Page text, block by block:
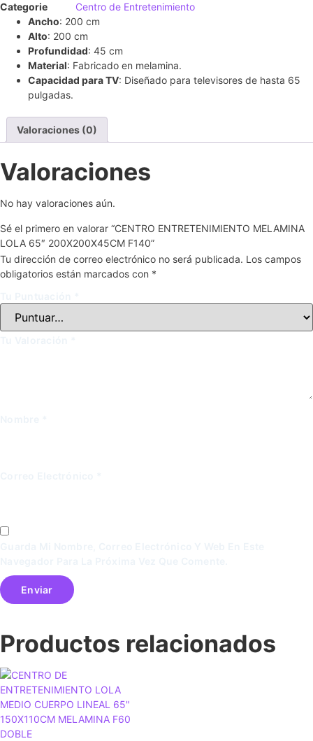
Categorie
Centro de Entretenimiento
Ancho: 200 cm
Alto: 200 cm
Profundidad: 45 cm
Material: Fabricado en melamina.
Capacidad para TV: Diseñado para televisores de hasta 65
pulgadas.
Valoraciones (0)
Valoraciones
No hay valoraciones aún.
Sé el primero en valorar “CENTRO ENTRETENIMIENTO MELAMINA
LOLA 65″ 200X200X45CM F140”
Tu dirección de correo electrónico no será publicada. Los campos
obligatorios están marcados con *
Productos relacionados